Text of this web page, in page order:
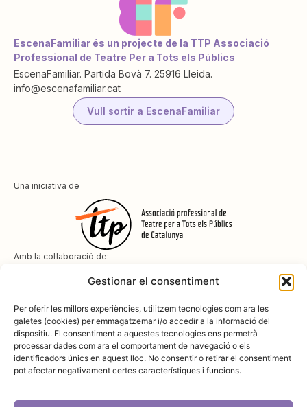
Gestionar el consentiment
Per oferir les millors experiències, utilitzem tecnologies com ara les
galetes (cookies) per emmagatzemar i/o accedir a la informació del
dispositiu. El consentiment a aquestes tecnologies ens permetrà
processar dades com ara el comportament de navegació o els
identificadors únics en aquest lloc. No consentir o retirar el consentiment
pot afectar negativament certes característiques i funcions.
EscenaFamiliar és un projecte de la TTP Associació
Professional de Teatre Per a Tots els Públics
EscenaFamiliar. Partida Bovà 7. 25916 Lleida.
info@escenafamiliar.cat
Vull sortir a EscenaFamiliar
Una iniciativa de
Amb la col·laboració de:
Amb el suport de